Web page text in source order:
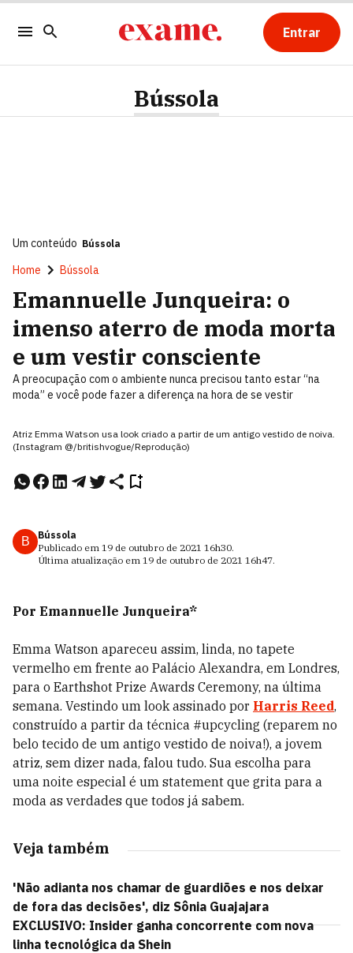
Entrar
Bússola
Um conteúdo Bússola
Home Bússola
Emannuelle Junqueira: o
imenso aterro de moda morta
e um vestir consciente
A preocupação com o ambiente nunca precisou tanto estar “na
moda” e você pode fazer a diferença na hora de se vestir
Atriz Emma Watson usa look criado a partir de um antigo vestido de noiva.
(Instagram @/britishvogue/Reprodução)
B
Bússola
Publicado em 19 de outubro de 2021 16h30.
Última atualização em 19 de outubro de 2021 16h47.
Por Emannuelle Junqueira*
Emma Watson apareceu assim, linda, no tapete
vermelho em frente ao Palácio Alexandra, em Londres,
para o Earthshot Prize Awards Ceremony, na última
semana. Vestindo um look assinado por Harris Reed,
construído a partir da técnica #upcycling (reparem no
belo tecido de um antigo vestido de noiva!), a jovem
atriz, sem dizer nada, falou tudo. Sua escolha para
uma noite especial é um statement que grita para a
moda as verdades que todos já sabem.
Veja também
'Não adianta nos chamar de guardiões e nos deixar
de fora das decisões', diz Sônia Guajajara
EXCLUSIVO: Insider ganha concorrente com nova
linha tecnológica da Shein